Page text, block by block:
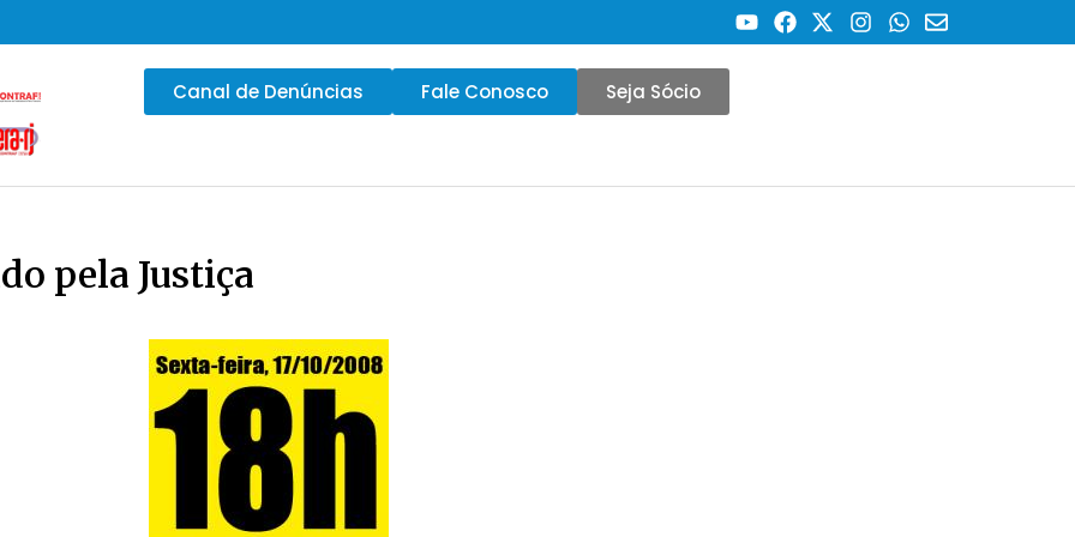
Canal de Denúncias Fale Conosco Seja Sócio
pela Justiça